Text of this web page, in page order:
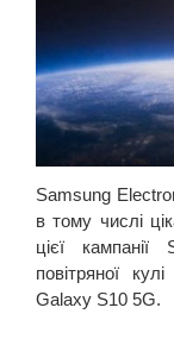
Samsung
в тому числі
цієї кампанії
повітряної
Galaxy S10 5G.